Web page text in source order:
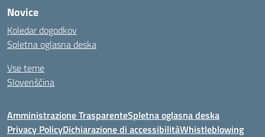
Novice
Koledar dogodkov
Spletna oglasna deska
Vse teme
Slovenščina
Amministrazione TrasparenteSpletna oglasna deska
Privacy PolicyDichiarazione di accessibilitàWhistleblowing